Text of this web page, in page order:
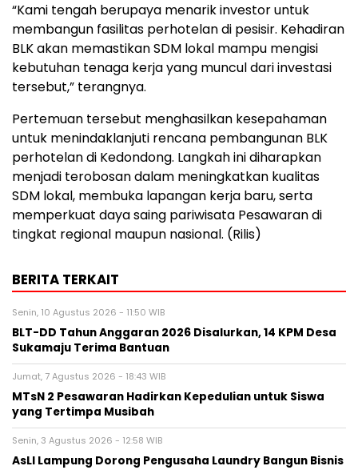
“Kami tengah berupaya menarik investor untuk
membangun fasilitas perhotelan di pesisir. Kehadiran
BLK akan memastikan SDM lokal mampu mengisi
kebutuhan tenaga kerja yang muncul dari investasi
tersebut,” terangnya.
Pertemuan tersebut menghasilkan kesepahaman
untuk menindaklanjuti rencana pembangunan BLK
perhotelan di Kedondong. Langkah ini diharapkan
menjadi terobosan dalam meningkatkan kualitas
SDM lokal, membuka lapangan kerja baru, serta
memperkuat daya saing pariwisata Pesawaran di
tingkat regional maupun nasional. (Rilis)
BERITA TERKAIT
Senin, 10 Agustus 2026 - 11:50 WIB
BLT-DD Tahun Anggaran 2026 Disalurkan, 14 KPM Desa
Sukamaju Terima Bantuan
Jumat, 7 Agustus 2026 - 18:43 WIB
MTsN 2 Pesawaran Hadirkan Kepedulian untuk Siswa
yang Tertimpa Musibah
Senin, 3 Agustus 2026 - 12:58 WIB
AsLI Lampung Dorong Pengusaha Laundry Bangun Bisnis